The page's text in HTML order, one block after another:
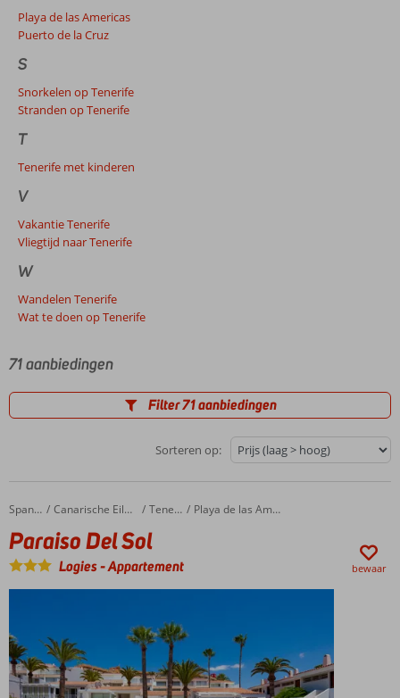
Playa de las Americas
Puerto de la Cruz
S
Snorkelen op Tenerife
Stranden op Tenerife
T
Tenerife met kinderen
V
Vakantie Tenerife
Vliegtijd naar Tenerife
W
Wandelen Tenerife
Wat te doen op Tenerife
71 aanbiedingen
Filter 71 aanbiedingen
Sorteren op:
Home Spanje Canarische Eilanden Tenerife Playa de las Americas
Paraiso Del Sol
Paraiso Del Sol
Logies-Appartement bewaar